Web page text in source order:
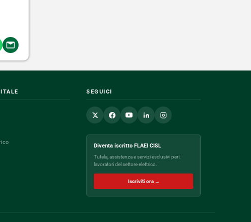
SEGUICI
Diventa iscritto FLAEI CISL
Tutela, assistenza e servizi esclusivi per i
lavoratori del settore elettrico.
Iscriviti ora →